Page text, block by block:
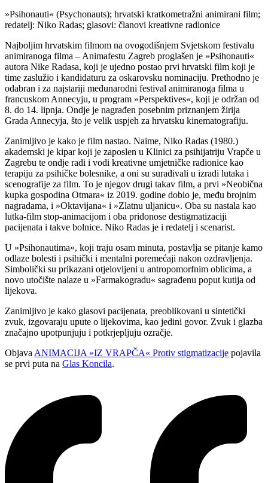
»Psihonauti« (Psychonauts); hrvatski kratkometražni animirani film;
redatelj: Niko Radas; glasovi: članovi kreativne radionice
Najboljim hrvatskim filmom na ovogodišnjem Svjetskom festivalu
animiranoga filma – Animafestu Zagreb proglašen je »Psihonauti«
autora Nike Radasa, koji je ujedno postao prvi hrvatski film koji je
time zaslužio i kandidaturu za oskarovsku nominaciju. Prethodno je
odabran i za najstariji međunarodni festival animiranoga filma u
francuskom Annecyju, u program »Perspektives«, koji je održan od
8. do 14. lipnja. Ondje je nagrađen posebnim priznanjem žirija
Grada Annecyja, što je velik uspjeh za hrvatsku kinematografiju.
Zanimljivo je kako je film nastao. Naime, Niko Radas (1980.)
akademski je kipar koji je zaposlen u Klinici za psihijatriju Vrapče u
Zagrebu te ondje radi i vodi kreativne umjetničke radionice kao
terapiju za psihičke bolesnike, a oni su surađivali u izradi lutaka i
scenografije za film. To je njegov drugi takav film, a prvi »Neobična
kupka gospodina Otmara« iz 2019. godine dobio je, među brojnim
nagradama, i »Oktavijana« i »Zlatnu uljanicu«. Oba su nastala kao
lutka-film stop-animacijom i oba pridonose destigmatizaciji
pacijenata i takve bolnice. Niko Radas je i redatelj i scenarist.
U »Psihonautima«, koji traju osam minuta, postavlja se pitanje kamo
odlaze bolesti i psihički i mentalni poremećaji nakon ozdravljenja.
Simbolički su prikazani otjelovljeni u antropomorfnim oblicima, a
novo utočište nalaze u »Farmakogradu« sagrađenu poput kutija od
lijekova.
Zanimljivo je kako glasovi pacijenata, preoblikovani u sintetički
zvuk, izgovaraju upute o lijekovima, kao jedini govor. Zvuk i glazba
značajno upotpunjuju i potkrjepljuju ozračje.
Objava ANIMACIJA »IZ VRAPČA« Protiv stigmatizacije pojavila
se prvi puta na Glas Koncila.